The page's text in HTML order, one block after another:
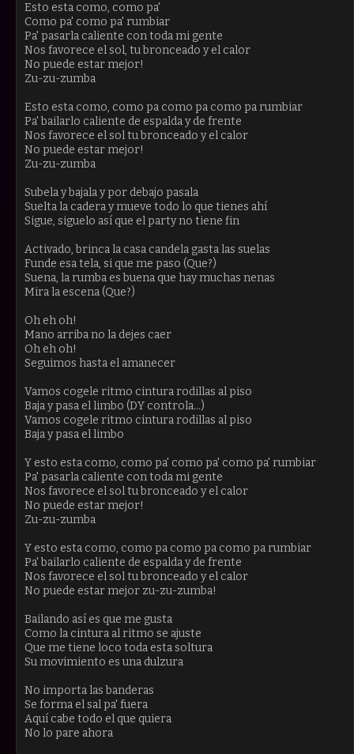
Esto esta como, como pa'
Como pa' como pa' rumbiar
Pa' pasarla caliente con toda mi gente
Nos favorece el sol, tu bronceado y el calor
No puede estar mejor!
Zu-zu-zumba
Esto esta como, como pa como pa como pa rumbiar
Pa' bailarlo caliente de espalda y de frente
Nos favorece el sol tu bronceado y el calor
No puede estar mejor!
Zu-zu-zumba
Subela y bajala y por debajo pasala
Suelta la cadera y mueve todo lo que tienes ahí
Sigue, siguelo así que el party no tiene fin
Activado, brinca la casa candela gasta las suelas
Funde esa tela, si que me paso (Que?)
Suena, la rumba es buena que hay muchas nenas
Mira la escena (Que?)
Oh eh oh!
Mano arriba no la dejes caer
Oh eh oh!
Seguimos hasta el amanecer
Vamos cogele ritmo cintura rodillas al piso
Baja y pasa el limbo (DY controla...)
Vamos cogele ritmo cintura rodillas al piso
Baja y pasa el limbo
Y esto esta como, como pa' como pa' como pa' rumbiar
Pa' pasarla caliente con toda mi gente
Nos favorece el sol tu bronceado y el calor
No puede estar mejor!
Zu-zu-zumba
Y esto esta como, como pa como pa como pa rumbiar
Pa' bailarlo caliente de espalda y de frente
Nos favorece el sol tu bronceado y el calor
No puede estar mejor zu-zu-zumba!
Bailando así es que me gusta
Como la cintura al ritmo se ajuste
Que me tiene loco toda esta soltura
Su movimiento es una dulzura
No importa las banderas
Se forma el sal pa' fuera
Aquí cabe todo el que quiera
No lo pare ahora